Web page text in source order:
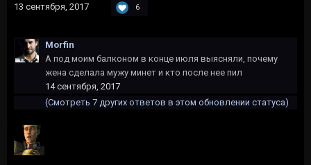
13 сентября, 2017 6
Morfin
А под моим балконом в конце июля выясняли, почему
жена сделала мужу минет и кто после нее пил
14 сентября, 2017
(Смотреть 7 других ответов в этом обновлении статуса)